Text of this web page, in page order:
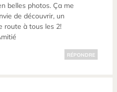
belles photos. Ça me
de découvrir, un
route à tous les 2!
RÉPONDRE